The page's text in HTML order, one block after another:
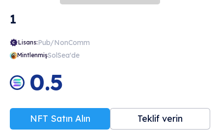
1
Lisans:Pub/NonComm
MintlenmişSolSea'de
0.5
NFT Satın Alın Teklif verin